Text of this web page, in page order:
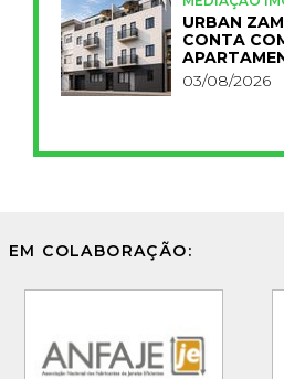
URBAN
CONTA
03/08/2026
EM COLABORAÇÃO: